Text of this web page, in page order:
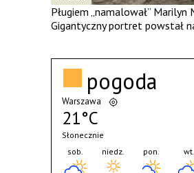
Pługiem „namalował” Marilyn
Gigantyczny portret powstał
pogoda
Warszawa
21°C
Słonecznie
sob.
niedz. pon. wt.